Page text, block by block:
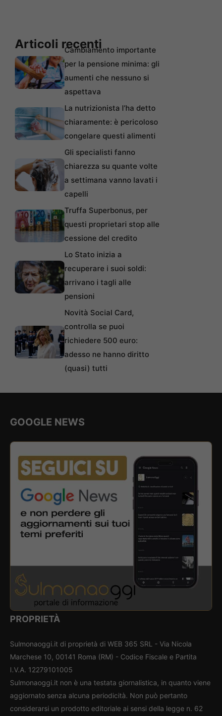
Articoli recentiCambiamento importante
per la pensione minima: gli
aumenti che nessuno si
aspettava
La nutrizionista l’ha detto
chiaramente: è pericoloso
congelare questi alimenti
Gli specialisti fanno
chiarezza su quante volte
a settimana vanno lavati i
capelli
Truffa Superbonus, per
questi proprietari stop alle
cessione del credito
Lo Stato inizia a
recuperare i suoi soldi:
arrivano i tagli alle
pensioni
Novità Social Card,
controlla se puoi
richiedere 500 euro:
adesso ne hanno diritto
(quasi) tutti
GOOGLE NEWS
PROPRIETÀ
Sulmonaoggi.it di proprietà di WEB 365 SRL - Via Nicola
Marchese 10, 00141 Roma (RM) - Codice Fiscale e Partita
I.V.A. 12279101005
Sulmonaoggi.it non è una testata giornalistica, in quanto viene
aggiornato senza alcuna periodicità. Non può pertanto
considerarsi un prodotto editoriale ai sensi della legge n. 62